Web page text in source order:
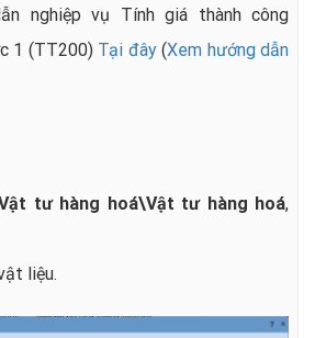
nghiệp vụ Tính giá thành công
1 (TT200) Tại đây (Xem hướng dẫn
tư hàng hoá\Vật tư hàng hoá,
liệu.